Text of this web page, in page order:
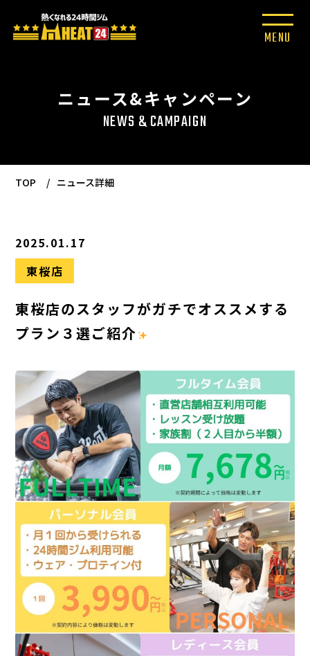
ニュース&キャンペーン
NEWS & CAMPAIGN
TOP ニュース詳細
2025.01.17
東桜店
東桜店のスタッフがガチでオススメする
プラン３選ご紹介